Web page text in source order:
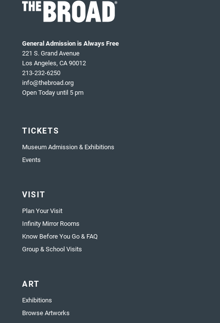
General Admission is Always Free
221 S. Grand Avenue
Los Angeles, CA 90012
213-232-6250
info@thebroad.org
Open Today until 5 pm
TICKETS
Museum Admission & Exhibitions
Events
VISIT
Plan Your Visit
Infinity Mirror Rooms
Know Before You Go & FAQ
Group & School Visits
ART
Exhibitions
Browse Artworks